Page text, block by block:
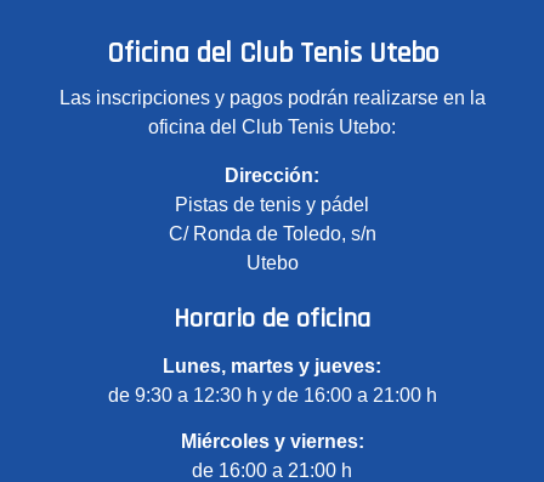
Oficina del Club Tenis Utebo
Las inscripciones y pagos podrán realizarse en la
oficina del Club Tenis Utebo:
Dirección:
Pistas de tenis y pádel
C/ Ronda de Toledo, s/n
Utebo
Horario de oficina
Lunes, martes y jueves:
de 9:30 a 12:30 h y de 16:00 a 21:00 h
Miércoles y viernes:
de 16:00 a 21:00 h